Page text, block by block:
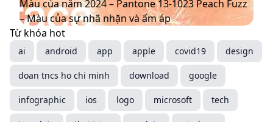
hiệu
mới
chủ
đạo
thống
trị
xu
hướng
năm
2025
–
Mocha
Mousse
–
màu
nâu
cà
phê
của
năm
2024
–
Pantone
13-
1023
Peach
Màu của năm 2024 – Pantone 13-1023 Peach Fuzz
– Màu của sự nhã nhặn và ấm áp
Từ khóa hot
ai android app apple covid19 design
doan tncs ho chi minh download google
infographic ios logo microsoft tech